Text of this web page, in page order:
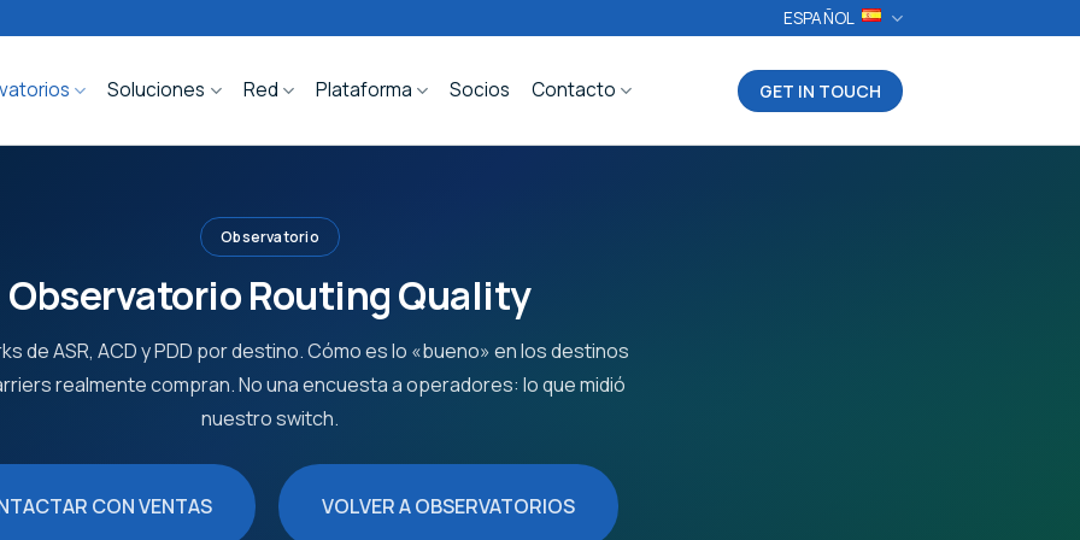
ESPAÑOL
Soluciones Red Plataforma Socios Contacto GET IN TOUCH
Observatorio
Observatorio Routing Quality
de ASR, ACD y PDD por destino. Cómo es lo «bueno» en los destinos
realmente compran. No una encuesta a operadores: lo que midió
nuestro switch.
CON VENTAS VOLVER A OBSERVATORIOS